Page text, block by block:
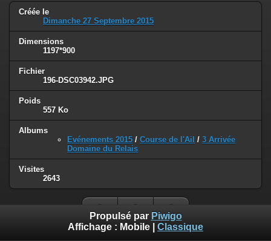
Créée le
Dimanche 27 Septembre 2015
Dimensions
1197*900
Fichier
196-DSC03942.JPG
Poids
557 Ko
Albums
Evénements 2015 / Course de l'Ail / 3 Arrivée
Domaine du Relais
Visites
2643
Propulsé par Piwigo
Affichage : Mobile Classique